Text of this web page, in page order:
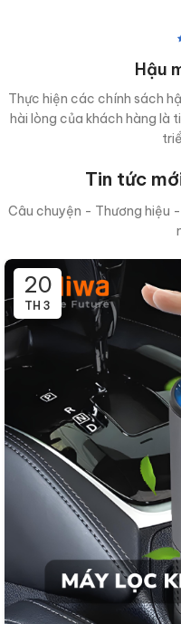
Hậu
Thực hiện các chính sách
hài lòng của khách hàng là
Tin tức
Câu chuyện - Thương hiệu
20
TH 3
Câu